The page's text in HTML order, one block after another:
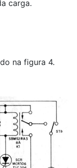
carga.
na figura 4.